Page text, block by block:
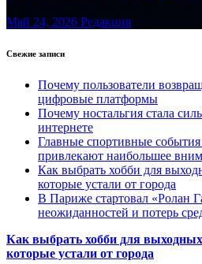
Май 24, 2026 Редакция
Свежие записи
Почему пользователи
цифровые платформы
Почему ностальгия стала
интернете
Главные спортивные
привлекают наибольшее
Как выбрать хобби для
которые устали от города
В Париже стартовал «Ролан
неожиданностей и потерь
Как выбрать хобби для
которые устали от города